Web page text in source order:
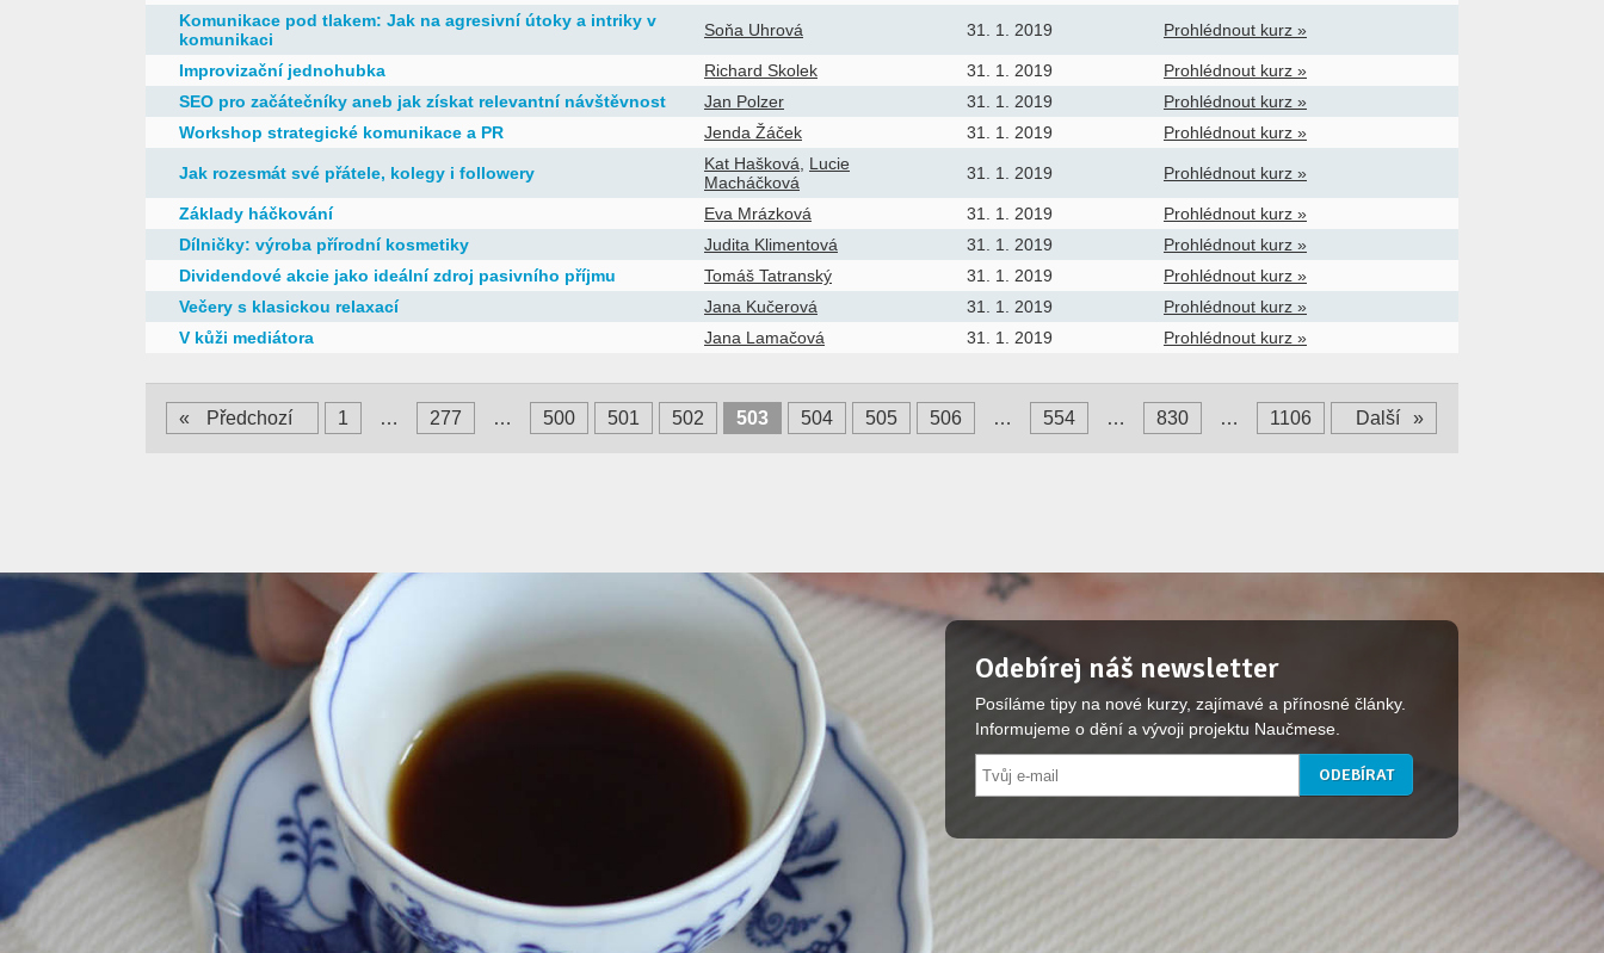
Komunikace pod tlakem: Jak na agresivní útoky a intriky v
komunikaci
Soňa Uhrová 31. 1. 2019 Prohlédnout kurz »
Improvizační jednohubka Richard Skolek 31. 1. 2019
Prohlédnout kurz »
SEO pro začátečníky aneb jak získat relevantní návštěvnost
Jan Polzer 31. 1. 2019
Prohlédnout kurz »
Workshop strategické komunikace a PR
Jenda Žáček 31. 1. 2019 Prohlédnout kurz »
Jak rozesmát své přátele, kolegy i followery Kat Hašková
Lucie
Macháčková
31. 1. 2019 Prohlédnout kurz »
Základy háčkování Eva Mrázková 31. 1. 2019
Prohlédnout kurz »
Dílničky: výroba přírodní kosmetiky
Judita Klimentová 31. 1. 2019
Prohlédnout kurz »
Dividendové akcie jako ideální zdroj pasivního příjmu
Tomáš Tatranský 31. 1. 2019
Prohlédnout kurz »
Večery s klasickou relaxací
Jana Kučerová 31. 1. 2019
Prohlédnout kurz »
V kůži mediátora
Jana Lamačová 31. 1. 2019 Prohlédnout kurz »
« Předchozí 1 … 277 … 500 501 502 503 504 505 506 … 554 … 830 … 1106 Další »
Odebírej náš newsletter
Posíláme tipy na nové kurzy, zajímavé a přínosné články.
Informujeme o dění a vývoji projektu Naučmese.